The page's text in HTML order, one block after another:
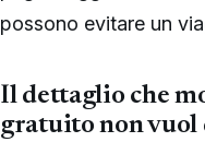
possono evitare un
Il dettaglio che
gratuito non vuol